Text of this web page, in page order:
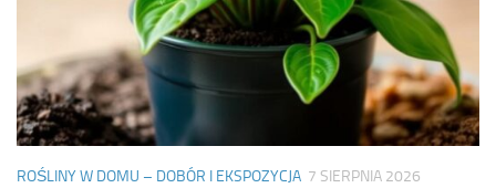
ROŚLINY W DOMU – DOBÓR I EKSPOZYCJA 7 SIERPNIA 2026